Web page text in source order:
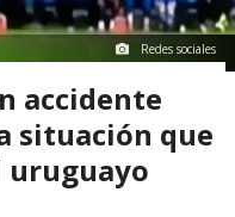
Redes sociales
accidente
situación que
uruguayo